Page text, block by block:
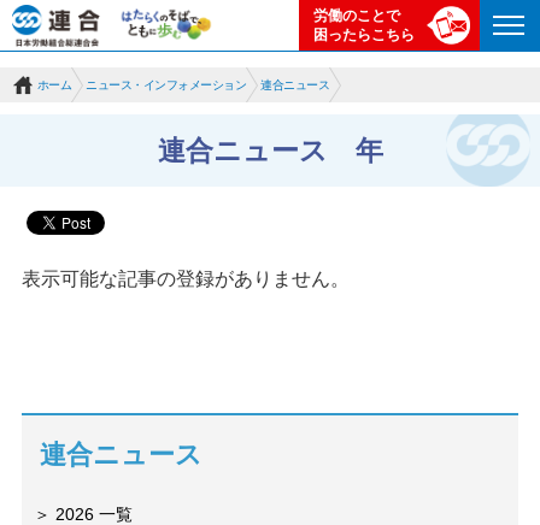
労働のことで
困ったらこちら
ホーム ニュース・インフォメーション 連合ニュース
連合ニュース 年
表示可能な記事の登録がありません。
連合ニュース
2026 一覧